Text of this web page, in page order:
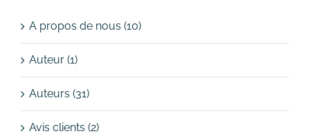
A propos de nous (10)
Auteur (1)
Auteurs (31)
Avis clients (2)